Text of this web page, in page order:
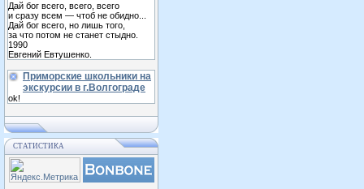
Дай бог всего, всего, всего
и сразу всем — чтоб не обидно...
Дай бог всего, но лишь того,
за что потом не станет стыдно.
1990
Евгений Евтушенко.
Приморские школьники на
экскурсии в г.Волгограде
ok!
СТАТИСТИКА